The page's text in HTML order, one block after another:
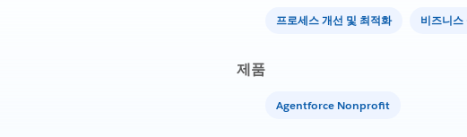
프로세스 개선 및 최적화 비즈니스
제품
Agentforce Nonprofit